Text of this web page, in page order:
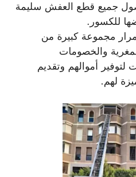
جميع قطع العفش سليمة
للكسور.
مجموعة كبيرة من
والخصومات
لتوفير أموالهم وتقديم
لهم.